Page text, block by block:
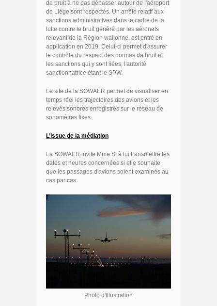
de bruit à ne pas dépasser autour de l'aéroport
de Liège sont respectés. Un arrêté relatif aux
sanctions administratives dans le cadre de la
lutte contre le bruit généré par les aéronefs
relevant de la Région wallonne, est entré en
application en 2019. Celui-ci permet d'assurer
le contrôle du respect des normes de bruit et
les sanctions qui y sont liées, l'autorité
sanctionnatrice étant le SPW.
Le site de la SOWAER permet de visualiser en
temps réel les trajectoires des avions et les
relevés sonores enregistrés sur le réseau de
sonomètres fixes.
L’issue de la médiation
La SOWAER invite Mme S. à lui transmettre les
dates et heures concernées si elle souhaite
que les passages d'avions soient examinés au
cas par cas.
Photo d'illustration